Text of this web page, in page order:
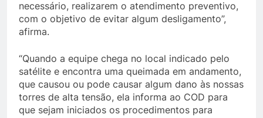
necessário, realizarem o atendimento preventivo,
com o objetivo de evitar algum desligamento”,
afirma.
“Quando a equipe chega no local indicado pelo
satélite e encontra uma queimada em andamento,
que causou ou pode causar algum dano às nossas
torres de alta tensão, ela informa ao COD para
que sejam iniciados os procedimentos para